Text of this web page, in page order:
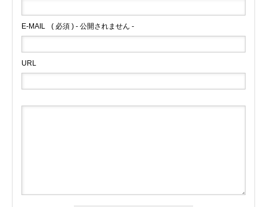
E-MAIL ( 必須 ) - 公開されません -
URL